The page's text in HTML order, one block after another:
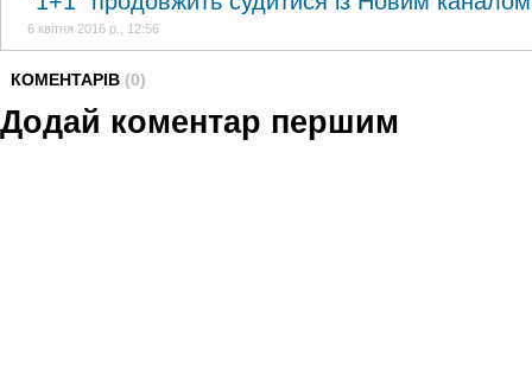
6 квітня 2016 р., 12:56
КОМЕНТАРІВ (0)
Додай коментар першим